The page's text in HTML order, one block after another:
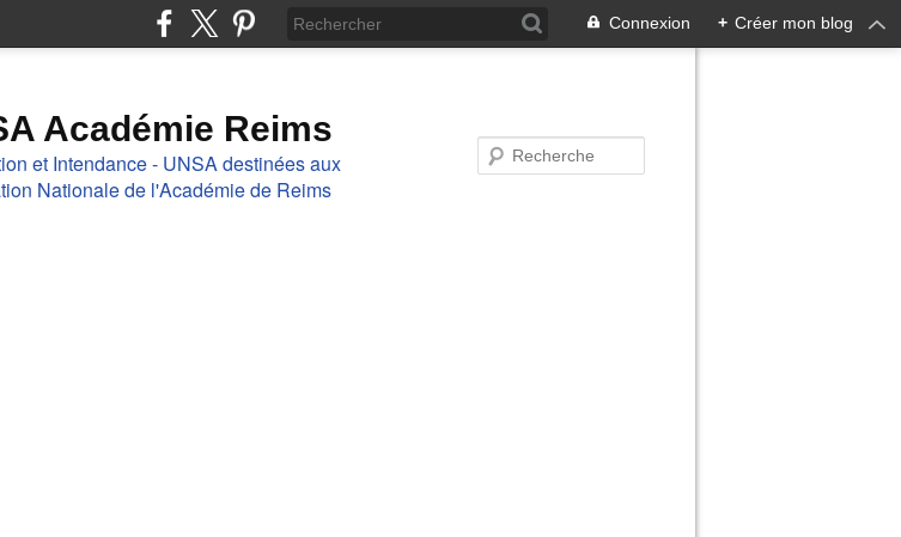
Connexion + Créer mon blog
Académie Reims
et Intendance - UNSA destinées aux
Nationale de l'Académie de Reims